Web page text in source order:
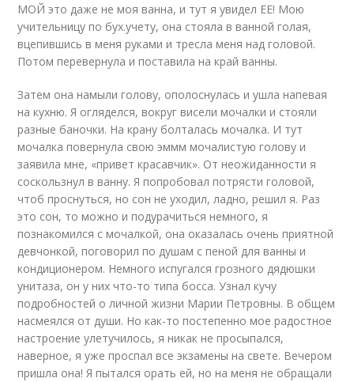
МОЙ это даже не моя ванна, и тут я увидел ЕЕ! Мою
учительницу по бух.учету, она стояла в ванной голая,
вцепившись в меня руками и тресла меня над головой.
Потом перевернула и поставила на край ванны.
Затем она намыли голову, ополоснулась и ушла напевая
на кухню. Я огляделся, вокруг висели мочалки и стояли
разные баночки. На крану болталась мочалка. И тут
мочалка повернула свою эммм мочалистую голову и
заявила мне, «привет красавчик». От неожиданности я
соскользнул в ванну. Я попробовал потрясти головой,
чтоб проснуться, но сон не уходил, ладно, решил я. Раз
это сон, то можно и подурачиться немного, я
познакомился с мочалкой, она оказалась очень приятной
девчонкой, поговорил по душам с пеной для ванны и
кондиционером. Немного испугался грозного дядюшки
унитаза, он у них что-то типа босса. Узнал кучу
подробностей о личной жизни Марии Петровны. В общем
насмеялся от души. Но как-то постепенно мое радостное
настроение улетучилось, я никак не просыпался,
наверное, я уже проспал все экзамены на свете. Вечером
пришла она! Я пытался орать ей, но на меня не обращали